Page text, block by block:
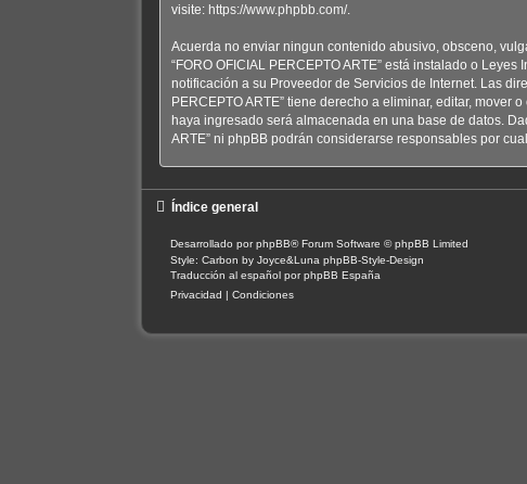
visite: https://www.phpbb.com/.
Acuerda no enviar ningun contenido abusivo, obsceno,
“FORO OFICIAL PERCEPTO ARTE” está instalado o
notificación a su Proveedor de Servicios de Internet. Las
PERCEPTO ARTE” tiene derecho a eliminar, editar,
haya ingresado será almacenada en una base de datos.
ARTE” ni phpBB podrán considerarse responsables por
Índice general
Desarrollado porphpBB® Forum Software © phpBB Limited
Style: Carbon by Joyce&Luna phpBB-Style-Design
Traducción al español porphpBB España
Privacidad | Condiciones